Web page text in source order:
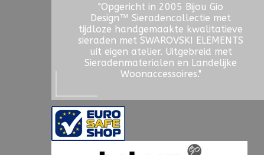
"Opgericht in 2005 Bijou Gio
Design™ Sieradencollectie met
tijdloze handgemaakte kwalitatieve
sieraden met SWAROVSKI ELEMENTS
uit eigen atelier. Uitgebreid met
Sieradenmaterialen en Landelijke
Woonaccessoires."